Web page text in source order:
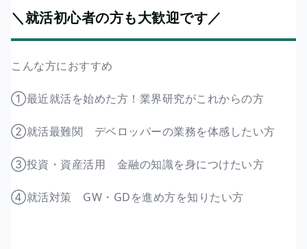
＼就活初心者の方も大歓迎です／
こんな方におすすめ
①最近就活を始めた方！業界研究がこれからの方
②就活最難関 デベロッパーの業務を体感したい方
③投資・資産活用 金融の知識を身につけたい方
④就活対策 GW・GDを進め方を知りたい方